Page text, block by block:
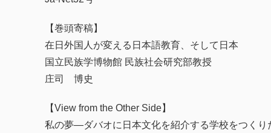
【巻頭寄稿】
在日外国人が変える日本語教育、そして日本
国立民族学博物館 民族社会研究部教授
庄司 博史
【View from the Other Side】
私の夢―ダバオに日本文化を紹介する学校をつくり